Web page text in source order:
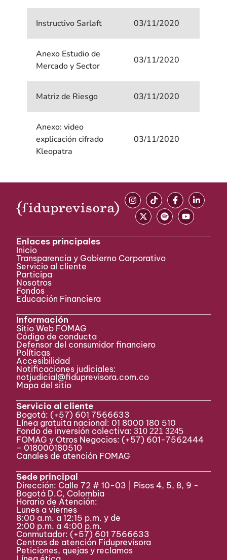
Instructivo Sarlaft 03/11/2020
Anexo Estudio de
Mercado y Sector
03/11/2020
Matriz de Riesgo 03/11/2020
Anexo: video
explicación cifrado
Kleopatra
03/11/2020
Enlaces principales
Inicio
Transparencia y Gobierno Corporativo
Servicio al cliente
Participa ​
Nosotros
Fondos
Educación Financiera
Información
Sitio Web FOMAG
Código de conducta
Defensor del consumidor financiero
Políticas
Accesibilidad
Notificaciones judiciales:
notjudicial@fiduprevisora.com.co
Mapa del sitio
Servicio al cliente
Bogotá: (+57) 601 7566633
Línea gratuita nacional: 01 8000 180 510
Fondo de inversión colectiva:310 221 3245
FOMAG y Otros Negocios: (+57) 601-7562444
– 018000180510
Canales de atención FOMAG
Sede principal
Dirección: Calle 72 # 10-03 | Pisos 4, 5, 8, 9 -
Bogotá D.C, Colombia
Horario de Atención:
Lunes a viernes
8:00 a.m. a 12:15 p.m. y de
2:00 p.m. a 4:00 p.m.
Conmutador: (+57) 601 7566633
Centros de atención Fiduprevisora
Peticiones, quejas y reclamos